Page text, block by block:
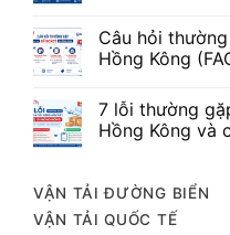
Câu hỏi
Hồng Kông
7 lỗi thường
Hồng Kông và
VẬN TẢI ĐƯỜNG BIỂN
VẬN TẢI QUỐC TẾ